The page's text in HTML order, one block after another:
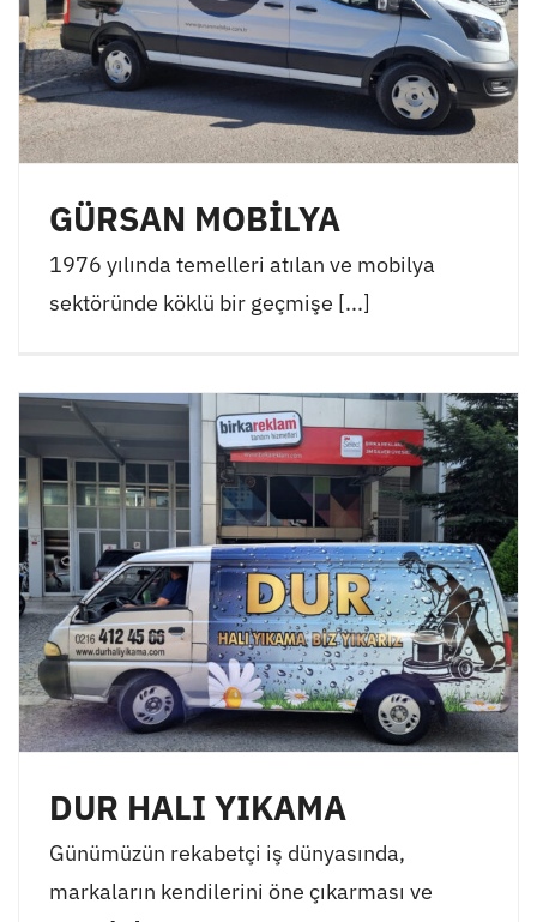
GÜRSAN MOBİLYA
1976 yılında temelleri atılan ve mobilya
sektöründe köklü bir geçmişe [...]
DUR HALI YIKAMA
Günümüzün rekabetçi iş dünyasında,
markaların kendilerini öne çıkarması ve